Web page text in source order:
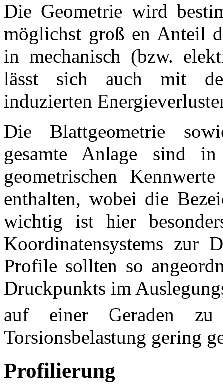
Die Geometrie wird
möglichst groß en Anteil
in mechanisch (bzw.
lässt sich auch mit
induzierten
Die Blattgeometrie
gesamte Anlage sind
geometrischen
enthalten, wobei die
wichtig ist hier
Koordinatensystems zur
Profile sollten so
Druckpunkts im
auf einer Geraden
Torsionsbelastung gering
Profilierung